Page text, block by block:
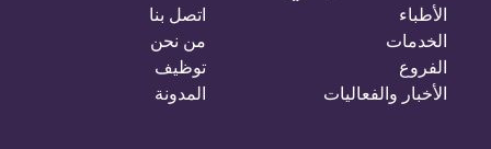
الأطباء
الخدمات
الفروع
الأخبار والفعاليات
اتصل بنا
من نحن
توظيف
المدونة